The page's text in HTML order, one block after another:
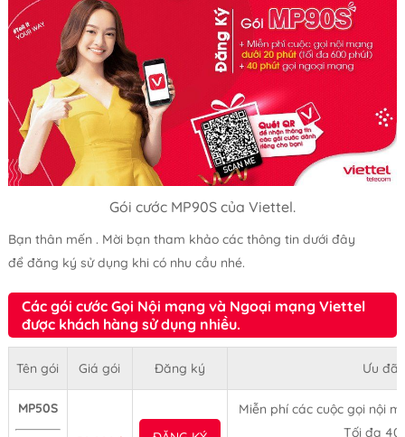
Gói cước MP90S của Viettel.
Bạn thân mến . Mời bạn tham khảo các thông tin dưới đây
để đăng ký sử dụng khi có nhu cầu nhé.
Các gói cước Gọi Nội mạng và Ngoại mạng Viettel
được khách hàng sử dụng nhiều.
Tên gói Giá gói Đăng ký Ưu đãi
MP50S
Miễn phí các cuộc gọi nội
Tối đa